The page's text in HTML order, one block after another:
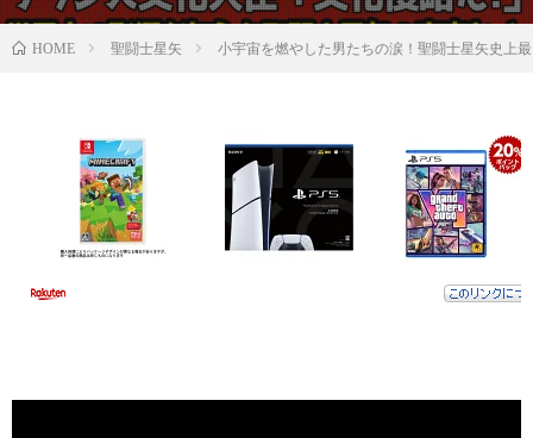
HOME 聖闘士星矢 小宇宙を燃やした男たちの涙！聖闘士星矢史上